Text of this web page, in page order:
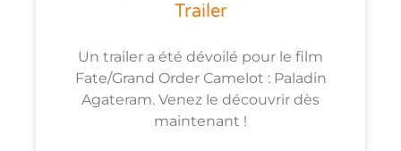
Trailer
Un trailer a été dévoilé pour le film
Fate/Grand Order Camelot : Paladin
Agateram. Venez le découvrir dès
maintenant !